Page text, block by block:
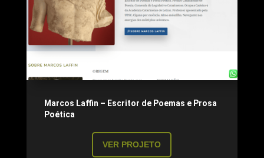
Marcos Laffin – Escritor de Poemas e Prosa
Poética
VER PROJETO